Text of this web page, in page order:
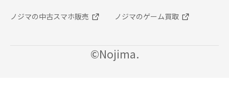
ノジマの中古スマホ販売 ノジマのゲーム買取
©Nojima.